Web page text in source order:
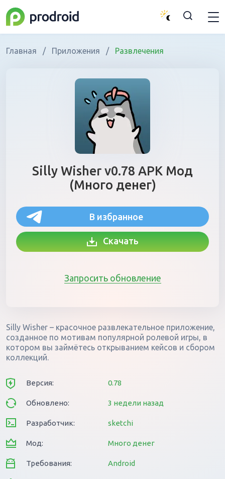
Главная / Приложения / Развлечения
Silly Wisher v0.78 APK Мод
(Много денег)
В избранное
Скачать
Запросить обновление
Silly Wisher – красочное развлекательное приложение,
созданное по мотивам популярной ролевой игры, в
котором вы займётесь открыванием кейсов и сбором
коллекций.
Версия: 0.78
Обновлено: 3 недели назад
Разработчик: sketchi
Мод: Много денег
Требования: Android